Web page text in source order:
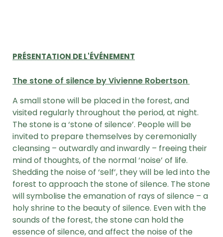
PRÉSENTATION DE L'ÉVÉNEMENT
The stone of silence by Vivienne Robertson
A small stone will be placed in the forest, and
visited regularly throughout the period, at night.
The stone is a ‘stone of silence’. People will be
invited to prepare themselves by ceremonially
cleansing – outwardly and inwardly – freeing their
mind of thoughts, of the normal ‘noise’ of life.
Shedding the noise of ‘self’, they will be led into the
forest to approach the stone of silence. The stone
will symbolise the emanation of rays of silence – a
holy shrine to the beauty of silence. Even with the
sounds of the forest, the stone can hold the
essence of silence, and affect the noise of the